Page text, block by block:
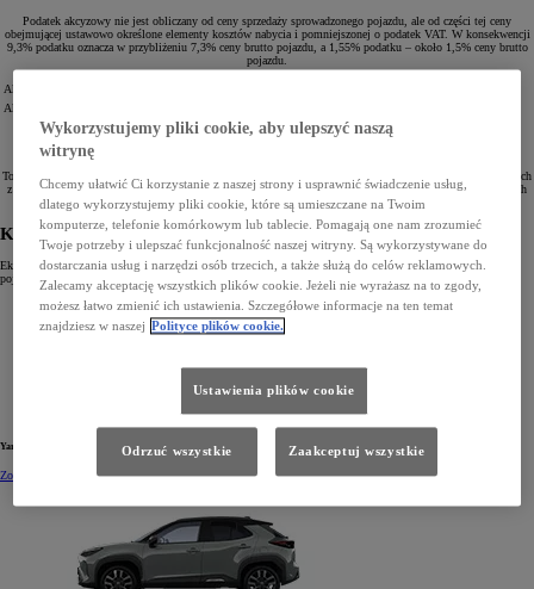
Podatek akcyzowy nie jest obliczany od ceny sprzedaży sprowadzonego pojazdu, ale od części tej ceny
obejmującej ustawowo określone elementy kosztów nabycia i pomniejszonej o podatek VAT. W konsekwencji
9,3% podatku oznacza w przybliżeniu 7,3% ceny brutto pojazdu, a 1,55% podatku – około 1,5% ceny brutto
pojazdu.
Akcyza 1,55%
Akcyza 9,3%
Toyota wprowadza z dniem 1 stycznia Ekobonus w wysokości 7,3% dla elektrycznych pojazdów hybrydowych
z silnikami o pojemności powyżej 2 litrów oraz 1,5% dla pozostałych elektrycznych pojazdów hybrydowych
objętych opisaną zmianą podatkową.
Których modeli Toyoty dotyczą nowe przepisy?
Ekobonus o wartości1,5%dotyczy następujących modeli hybrydowych z silnikami benzynowymio
pojemności do 2 litrów:
Yaris
Zobacz cennik Sprawdź ofertę
Wykorzystujemy pliki cookie, aby ulepszyć naszą
witrynę
Chcemy ułatwić Ci korzystanie z naszej strony i usprawnić świadczenie usług,
dlatego wykorzystujemy pliki cookie, które są umieszczane na Twoim
komputerze, telefonie komórkowym lub tablecie. Pomagają one nam zrozumieć
Twoje potrzeby i ulepszać funkcjonalność naszej witryny. Są wykorzystywane do
dostarczania usług i narzędzi osób trzecich, a także służą do celów reklamowych.
Zalecamy akceptację wszystkich plików cookie. Jeżeli nie wyrażasz na to zgody,
możesz łatwo zmienić ich ustawienia. Szczegółowe informacje na ten temat
znajdziesz w naszej Polityce plików cookie.
Ustawienia plików cookie
Odrzuć wszystkie Zaakceptuj wszystkie